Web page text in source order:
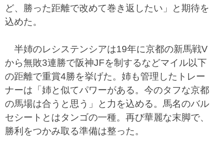
ど、勝った距離で改めて巻き返したい」と期待を
込めた。
半姉のレシステンシアは19年に京都の新馬戦V
から無敗3連勝で阪神JFを制するなどマイル以下
の距離で重賞4勝を挙げた。姉も管理したトレー
ナーは「姉と似てパワーがある。今のタフな京都
の馬場は合うと思う」と力を込める。馬名のバル
セシートとはタンゴの一種。再び華麗な末脚で、
勝利をつかみ取る準備は整った。